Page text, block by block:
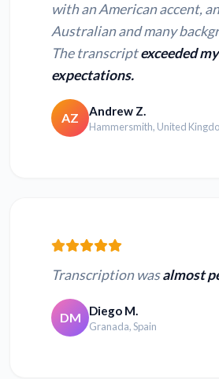
with an American accent,
Australian and many
The transcriptexceeded my
expectations.
AZ Andrew Z.
Hammersmith, United
Transcription wasalmost
DM Diego M.
Granada, Spain